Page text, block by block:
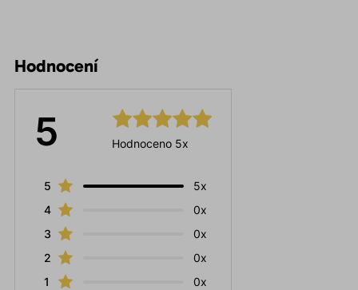
Hodnocení
5 Hodnoceno 5x
5
5x
4
0x
3
0x
2
0x
1
0x